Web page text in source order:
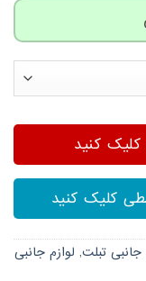
کنید
کلیک کنید
جانبی تبلت, لوازم جانبی